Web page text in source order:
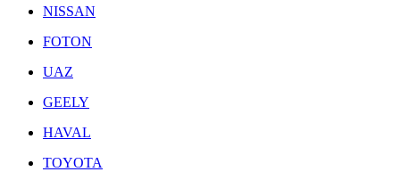
NISSAN
FOTON
UAZ
GEELY
HAVAL
TOYOTA